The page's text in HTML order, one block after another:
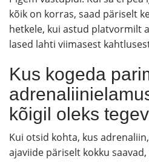
kõik on korras, saad päriselt
hetkele, kui astud platvormilt
lased lahti viimasest
Kus kogeda
kõigil oleks
Kui otsid kohta, kus
ajaviide päriselt kokku